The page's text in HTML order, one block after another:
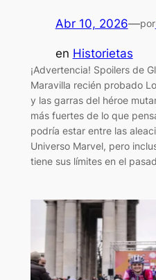
Abr 10, 2026—por
en Historietas
¡Advertencia! Spoilers de
Maravilla recién probado
y las garras del héroe
más fuertes de lo que
podría estar entre las
Universo Marvel, pero
tiene sus límites en el